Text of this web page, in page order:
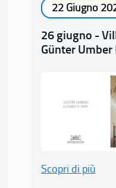
22 Giugno
26 giugno -
Günter
Scopri di più